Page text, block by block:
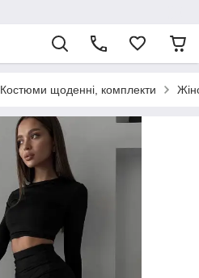
Костюми щоденні, комплекти